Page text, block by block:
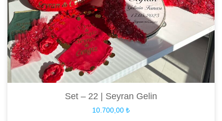
Set – 22 | Seyran Gelin
10.700,00 ₺